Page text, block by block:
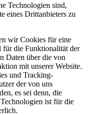
Technologien sind,
eines Drittanbieters zu
wir Cookies für eine
die Funktionalität der
Daten über die von
mit unserer Website.
und Tracking-
der von uns
es sei denn, die
ist für die